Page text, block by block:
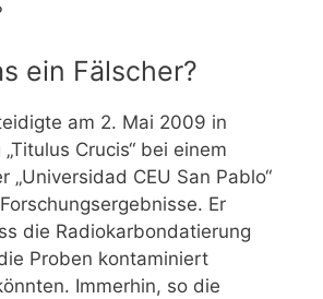
ein Fälscher?
am 2. Mai 2009 in
Crucis“ bei einem
„Universidad CEU San Pablo“
Er
die Radiokarbondatierung
Proben kontaminiert
Immerhin, so die